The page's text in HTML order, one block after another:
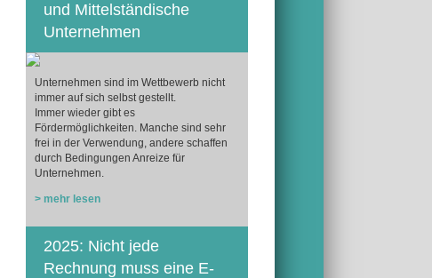
und Mittelständische
Unternehmen
Unternehmen sind im Wettbewerb nicht
immer auf sich selbst gestellt.
Immer wieder gibt es
Fördermöglichkeiten. Manche sind sehr
frei in der Verwendung, andere schaffen
durch Bedingungen Anreize für
Unternehmen.
> mehr lesen
2025: Nicht jede
Rechnung muss eine E-